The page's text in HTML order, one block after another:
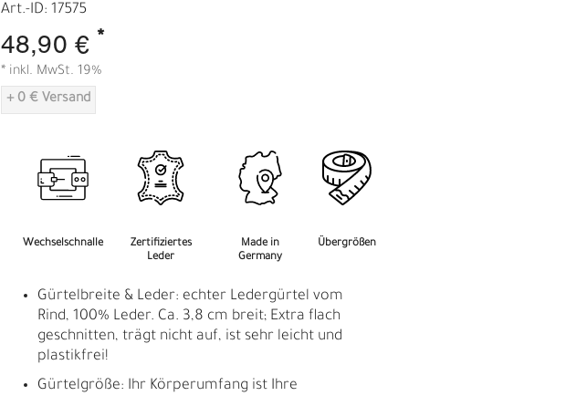
Art.-ID: 17575
48,90 € *
* inkl. MwSt. 19%
+ 0 € Versand
Wechselschnalle
Zertifiziertes
Leder
Made in
Germany
Übergrößen
Gürtelbreite & Leder: echter Ledergürtel vom
Rind, 100% Leder. Ca. 3,8 cm breit; Extra flach
geschnitten, trägt nicht auf, ist sehr leicht und
plastikfrei!
Gürtelgröße: Ihr Körperumfang ist Ihre